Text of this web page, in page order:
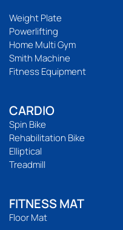
Weight Plate
Powerlifting
Home Multi Gym
Smith Machine
Fitness Equipment
CARDIO
Spin Bike
Rehabilitation Bike
Elliptical
Treadmill
FITNESS MAT
Floor Mat